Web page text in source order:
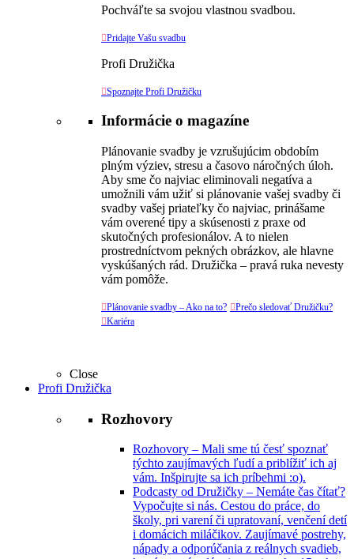
Pochváľte sa svojou vlastnou svadbou.
Pridajte Vašu svadbu
Profi Družička
Spoznajte Profi Družičku
Informácie o magazíne
Plánovanie svadby je vzrušujúcim obdobím
plným výziev, stresu a časovo náročných úloh.
Aby sme čo najviac eliminovali negatíva a
umožnili vám užiť si plánovanie vašej svadby či
svadby vašej priateľky čo najviac, prinášame
vám overené tipy a skúsenosti z praxe od
skutočných profesionálov. A to nielen
prostredníctvom pekných obrázkov, ale hlavne
vyskúšaných rád. Družička – pravá ruka nevesty
vám pomôže.
Plánovanie svadby – Ako na to? Prečo sledovať Družičku?
Kariéra
Close
Profi Družička
Rozhovory
Rozhovory – Mali sme tú česť spoznať
týchto zaujímavých ľudí a priblížiť ich aj
vám. Inšpirujte sa ich príbehmi :o).
Podcasty od Družičky – Nemáte čas čítať?
Vypočujte si nás. Cestou do práce, do
školy, pri varení či upratovaní, venčení detí
i domácich miláčikov. Zaujímavé postrehy,
nápady a odporúčania z reálnych svadieb,